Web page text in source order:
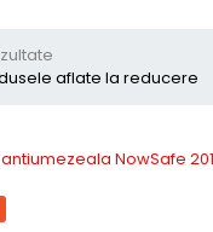
aflate la reducere